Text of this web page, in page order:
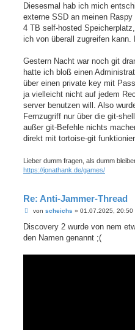
r
a
Diesesmal hab ich mich
externe SSD an meinen
4 TB self-hosted
ich von überall zugreifen kann.
Gestern Nacht war noch git
hatte ich bloß einen
über einen private key mit
ja vielleicht nicht auf jedem
server benutzen will. Also
Fernzugriff nur über die git-
außer git-Befehle nichts
direkt mit tortoise-git
Lieber dumm fragen, als dumm
https://jonathank.de/games/
Re: Anti-Jammer-Thread
B
i
r
g
von scheichs » 01.07.2025, 20:50
Discovery 2 wurde von nem
den Namen genannt ;(